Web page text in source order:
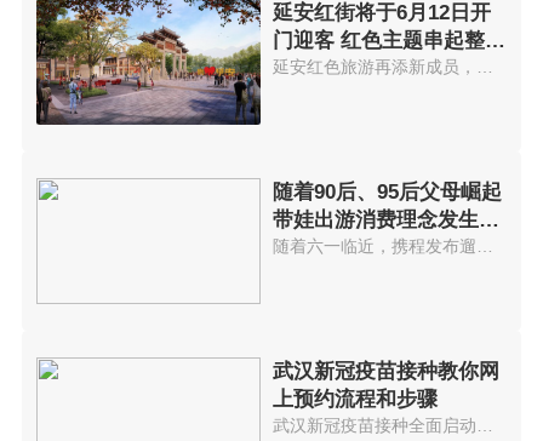
延安红街将于6月12日开
门迎客 红色主题串起整个
街区
随着90后、95后父母崛起
带娃出游消费理念发生变
化
武汉新冠疫苗接种教你网
上预约流程和步骤
武汉新冠疫苗接种全面启动网上预...